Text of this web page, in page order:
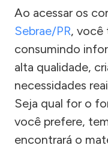
Ao acessar os
Sebrae/PR, você
consumindo
alta qualidade,
necessidades
Seja qual for o
você prefere,
encontrará o